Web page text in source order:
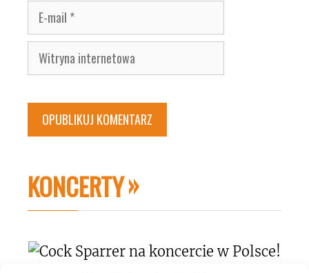
E-
mail
Witryna
internetowa
KONCERTY